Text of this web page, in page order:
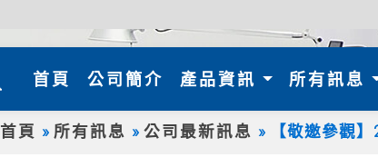
首頁 (current)
公司簡介 產品資訊 所有訊息
首頁 所有訊息 公司最新訊息 【敬邀參觀